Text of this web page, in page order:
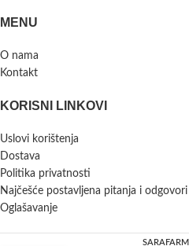
MENU
O nama
Kontakt
KORISNI LINKOVI
Uslovi korištenja
Dostava
Politika privatnosti
Najčešće postavljena pitanja i odgovori
Oglašavanje
SARAFARM